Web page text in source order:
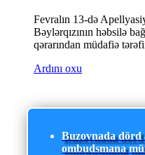
Fevralın 13-də
Bəylərqızının həbsilə
qərarından müdafiə
Ardını oxu
Buzovnada dörd
ombudsmana